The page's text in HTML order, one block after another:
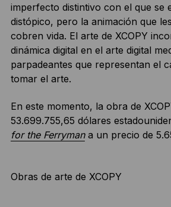
imperfecto distintivo con el que se
distópico, pero la animación que
cobren vida. El arte de XCOPY
dinámica digital en el arte digital
parpadeantes que representan el
tomar el arte.
En este momento, la obra de
53.699.755,65 dólares
for the Ferrymana un precio de
Obras de arte de XCOPY